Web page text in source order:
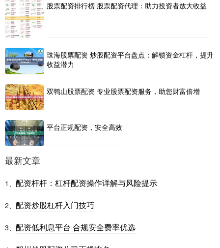
股票配资排行榜 股票配资代理：助力投资者放大收益
珠海股票配资 炒股配资平台盘点：解锁资金杠杆，提升
收益潜力
双鸭山股票配资 专业股票配资服务，助您财富倍增
平台正规配资，安全高效
最新文章
1、 配资杆杆：杠杆配资操作详解与风险提示
2、 配资炒股杠杆入门技巧
3、 配资低利息平台 合规安全费率优选